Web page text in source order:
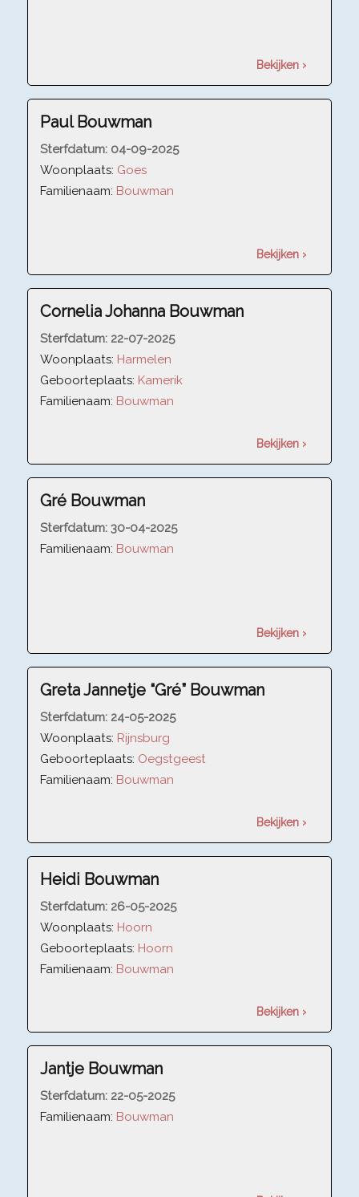
Bekijken ›
Paul Bouwman
Sterfdatum: 04-09-2025
Woonplaats: Goes
Familienaam: Bouwman
Bekijken ›
Cornelia Johanna Bouwman
Sterfdatum: 22-07-2025
Woonplaats: Harmelen
Geboorteplaats: Kamerik
Familienaam: Bouwman
Bekijken ›
Gré Bouwman
Sterfdatum: 30-04-2025
Familienaam: Bouwman
Bekijken ›
Greta Jannetje “Gré” Bouwman
Sterfdatum: 24-05-2025
Woonplaats: Rijnsburg
Geboorteplaats: Oegstgeest
Familienaam: Bouwman
Bekijken ›
Heidi Bouwman
Sterfdatum: 26-05-2025
Woonplaats: Hoorn
Geboorteplaats: Hoorn
Familienaam: Bouwman
Bekijken ›
Jantje Bouwman
Sterfdatum: 22-05-2025
Familienaam: Bouwman